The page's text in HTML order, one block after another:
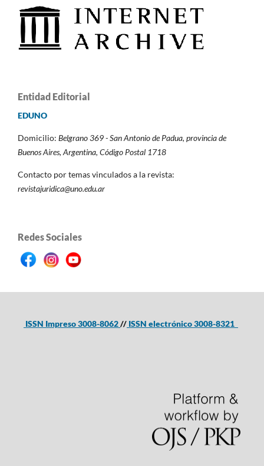
Entidad Editorial
EDUNO
Domicilio: Belgrano 369 - San Antonio de Padua, provincia de
Buenos Aires, Argentina, Código Postal 1718
Contacto por temas vinculados a la revista:
revistajuridica@uno.edu.ar
Redes Sociales
ISSN Impreso 3008-8062//ISSN electrónico 3008-8321